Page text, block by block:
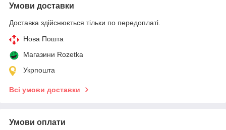
Умови доставки
Доставка здійснюється тільки по передоплаті.
Нова Пошта
Магазини Rozetka
Укрпошта
Всі умови доставки
Умови оплати